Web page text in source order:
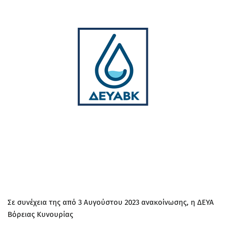
Σε συνέχεια της από 3 Αυγούστου 2023 ανακοίνωσης, η ΔΕΥΑ
Βόρειας Κυνουρίας